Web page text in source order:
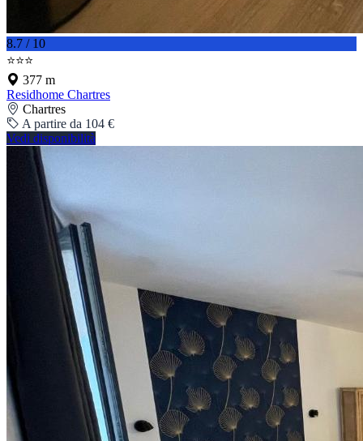
8.7 / 10
⭐⭐⭐
377 m
Residhome Chartres
Chartres
A partire da 104 €
Vedi disponibilità